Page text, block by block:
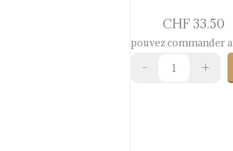
CHF33.50
pouvez commander